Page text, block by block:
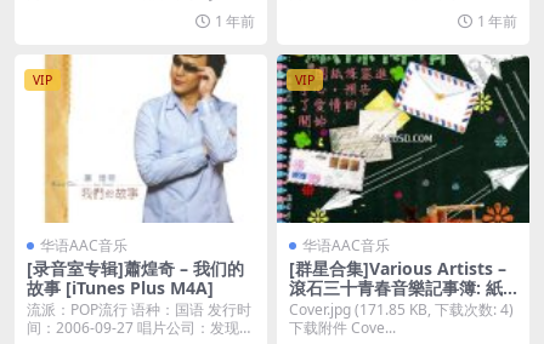
1 年前
1 年前
VIP
华语AAC音乐
[录音室专辑]蕭煌奇 – 我们的
故事 [iTunes Plus M4A]
流派：POP流行 语种：国语 发行时
间：2006-09-27 唱片公司：发现音
VIP
华语AAC音乐
[群星合集]Various Artists –
滾石三十青春音樂記事簿: 紙
條傳情 [iTunes Plus M4A]
Cover.jpg (171.85 KB, 下载次数: 4)
下载附件 Cove...